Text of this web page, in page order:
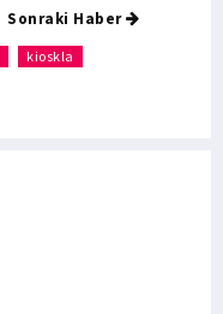
Sonraki Haber
kioskla